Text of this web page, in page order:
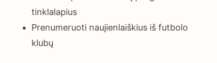
tinklalapius
Prenumeruoti naujienlaiškius iš futbolo
klubų